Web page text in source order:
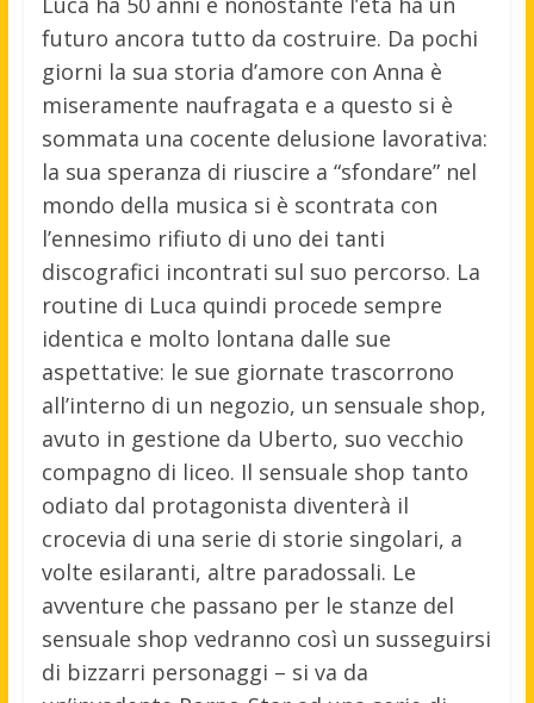
futuro ancora tutto da costruire. Da pochi
giorni la sua storia d’amore con Anna è
miseramente naufragata e a questo si è
sommata una cocente delusione lavorativa:
la sua speranza di riuscire a “sfondare” nel
mondo della musica si è scontrata con
l’ennesimo rifiuto di uno dei tanti
discografici incontrati sul suo percorso. La
routine di Luca quindi procede sempre
identica e molto lontana dalle sue
aspettative: le sue giornate trascorrono
all’interno di un negozio, un sensuale shop,
avuto in gestione da Uberto, suo vecchio
compagno di liceo. Il sensuale shop tanto
odiato dal protagonista diventerà il
crocevia di una serie di storie singolari, a
volte esilaranti, altre paradossali. Le
avventure che passano per le stanze del
sensuale shop vedranno così un susseguirsi
di bizzarri personaggi – si va da